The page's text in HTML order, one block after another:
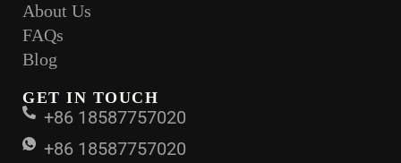
About Us
FAQs
Blog
GET IN TOUCH
+86 18587757020
+86 18587757020